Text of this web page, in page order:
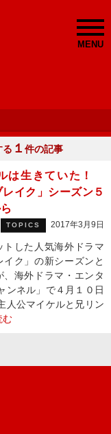
MENU
る １ 件の記事
は生きていた！
レイク」シーズン５
TOPICS 2017年3月9日
した人気海外ドラマ
イク」の新シーズンと
、海外ドラマ・エンタ
ンネル」で４月１０日
人公マイケルと兄リン
む